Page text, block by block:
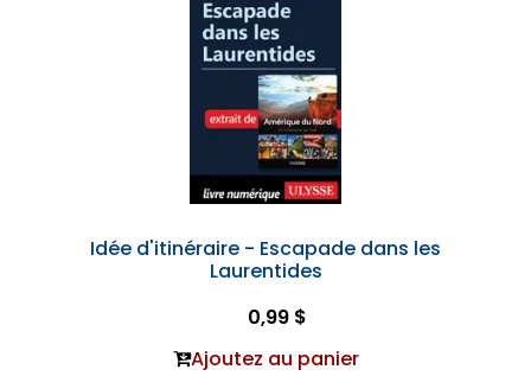
Idée d'itinéraire - Escapade dans les
Laurentides
0,99 $
Ajoutez au panier